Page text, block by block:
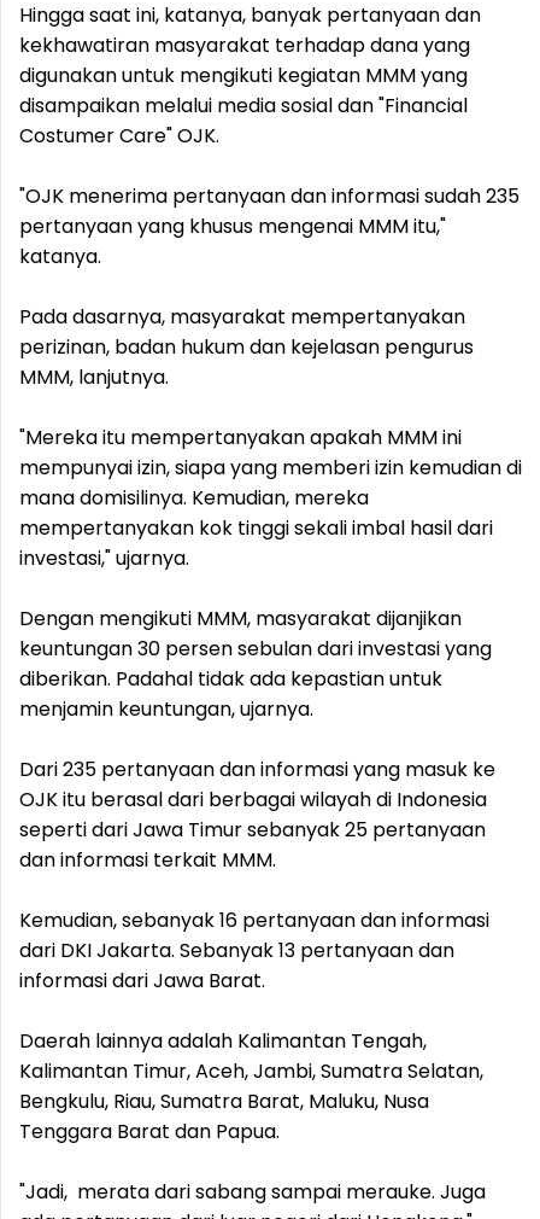
Hingga saat ini, katanya, banyak pertanyaan dan
kekhawatiran masyarakat terhadap dana yang
digunakan untuk mengikuti kegiatan MMM yang
disampaikan melalui media sosial dan "Financial
Costumer Care" OJK.
"OJK menerima pertanyaan dan informasi sudah 235
pertanyaan yang khusus mengenai MMM itu,"
katanya.
Pada dasarnya, masyarakat mempertanyakan
perizinan, badan hukum dan kejelasan pengurus
MMM, lanjutnya.
"Mereka itu mempertanyakan apakah MMM ini
mempunyai izin, siapa yang memberi izin kemudian di
mana domisilinya. Kemudian, mereka
mempertanyakan kok tinggi sekali imbal hasil dari
investasi," ujarnya.
Dengan mengikuti MMM, masyarakat dijanjikan
keuntungan 30 persen sebulan dari investasi yang
diberikan. Padahal tidak ada kepastian untuk
menjamin keuntungan, ujarnya.
Dari 235 pertanyaan dan informasi yang masuk ke
OJK itu berasal dari berbagai wilayah di Indonesia
seperti dari Jawa Timur sebanyak 25 pertanyaan
dan informasi terkait MMM.
Kemudian, sebanyak 16 pertanyaan dan informasi
dari DKI Jakarta. Sebanyak 13 pertanyaan dan
informasi dari Jawa Barat.
Daerah lainnya adalah Kalimantan Tengah,
Kalimantan Timur, Aceh, Jambi, Sumatra Selatan,
Bengkulu, Riau, Sumatra Barat, Maluku, Nusa
Tenggara Barat dan Papua.
"Jadi, merata dari sabang sampai merauke. Juga